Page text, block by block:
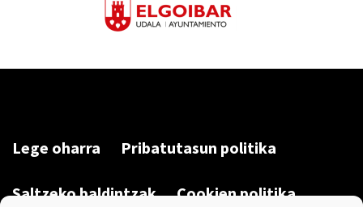
Lege oharra Pribatutasun politika
Saltzeko baldintzak Cookien politika